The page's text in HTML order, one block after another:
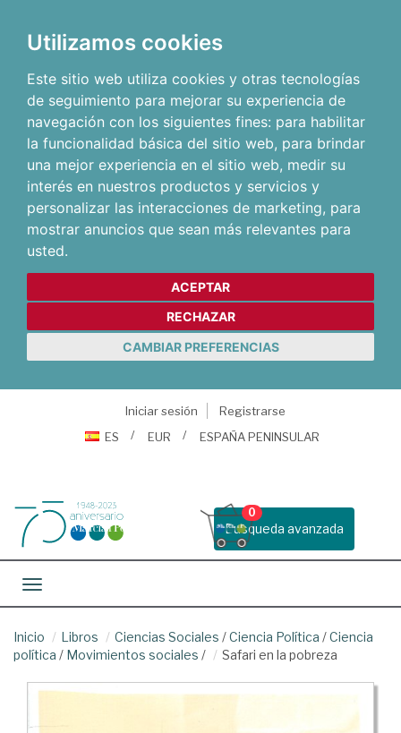
Utilizamos cookies
Este sitio web utiliza cookies y otras tecnologías
de seguimiento para mejorar su experiencia de
navegación con los siguientes fines: para habilitar
la funcionalidad básica del sitio web, para brindar
una mejor experiencia en el sitio web, medir su
interés en nuestros productos y servicios y
personalizar las interacciones de marketing, para
mostrar anuncios que sean más relevantes para
usted.
ACEPTAR
RECHAZAR
CAMBIAR PREFERENCIAS
Iniciar sesión
Registrarse
ES
EUR ESPAÑA PENINSULAR
Busqueda avanzada
0
Toggle navigation
Inicio Libros Ciencias Sociales /Ciencia Política /Ciencia
política / Movimientos sociales / Safari en la pobreza